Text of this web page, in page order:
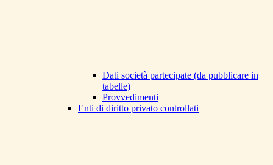
Dati società partecipate (da pubblicare in
tabelle)
Provvedimenti
Enti di diritto privato controllati